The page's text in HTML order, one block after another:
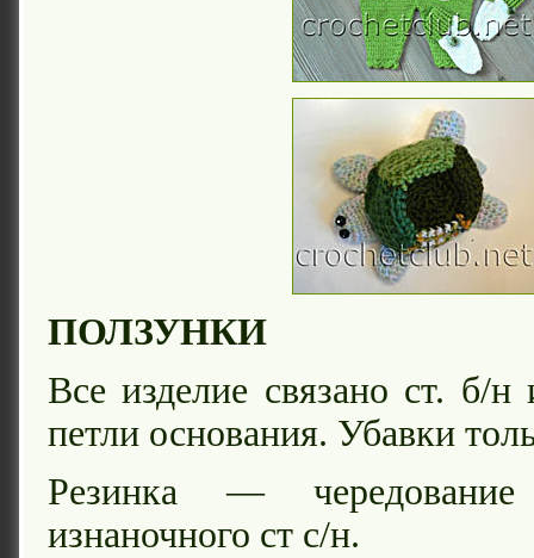
ПОЛЗУНКИ
Все изделие связано ст. б/н
петли основания. Убавки
Резинка —
изнаночного ст с/н.